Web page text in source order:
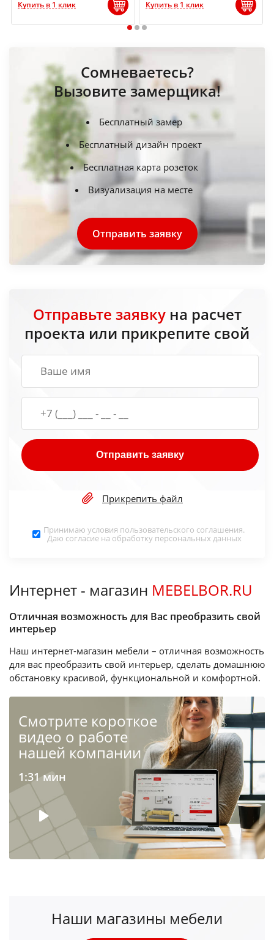
Купить в 1 клик Купить в 1 клик
1 2 3
Сомневаетесь?
Вызовите замерщика!
Бесплатный замер
Бесплатный дизайн проект
Бесплатная карта розеток
Визуализация на месте
Отправить заявку
Отправьте заявкуна расчет
проекта или прикрепите свой
Отправить заявку
Прикрепить файл
Принимаю условия пользовательского соглашения.
Даю согласие на обработку персональных данных
Интернет - магазин MEBELBOR.RU
Отличная возможность для Вас преобразить свой
интерьер
Наш интернет-магазин мебели – отличная возможность
для вас преобразить свой интерьер, сделать домашнюю
обстановку красивой, функциональной и комфортной.
Cмотрите короткое
видео о работе
нашей компании
1:31 мин
Наши магазины мебели